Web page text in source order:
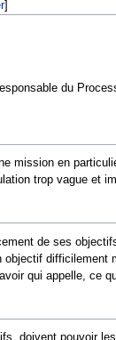
]
du
mission en
trop vague et
de ses
difficilement
qui appelle, ce